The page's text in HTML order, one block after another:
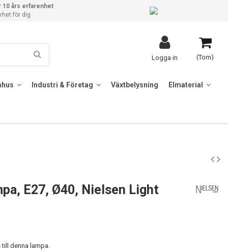
10 års erfarenhet
för dig
(Tom)
Logga in
Industri & Företag Växtbelysning Elmaterial
E27, Ø40, Nielsen Light
till denna lampa.